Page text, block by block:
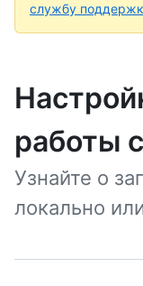
службу
работы
Узнайте о
локально